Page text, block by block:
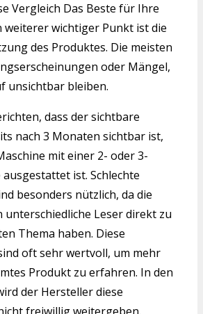
Vergleich Das Beste für Ihre
weiterer wichtiger Punkt ist die
des Produktes. Die meisten
oder Mängel,
unsichtbar bleiben.
dass der sichtbare
nach 3 Monaten sichtbar ist,
mit einer 2- oder 3-
ist. Schlechte
besonders nützlich, da die
unterschiedliche Leser direkt zu
Thema haben. Diese
oft sehr wertvoll, um mehr
Produkt zu erfahren. In den
der Hersteller diese